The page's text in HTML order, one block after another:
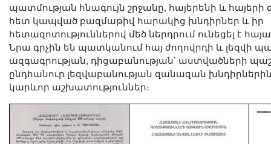
պատմության հնագույն շրջանը, հայերենի և
հետ կապված բազմաթիվ հարակից խնդիրներ և իր
հետազոտություններով մեծ ներդրում ունեցել է
Նրա գրչին են պատկանում հայ ժողովրդի և լեզվի
ազգագրության, դիցաբանության՝ աստվածների
ընդհանուր լեզվաբանության զանազան
կարևոր աշխատություններ։